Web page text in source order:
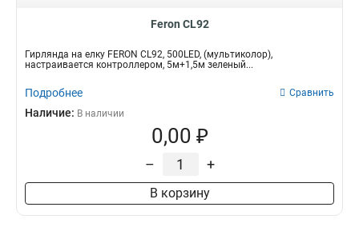
Feron CL92
Гирлянда на елку FERON CL92, 500LED, (мультиколор),
настраивается контроллером, 5м+1,5м зеленый...
Подробнее Сравнить
Наличие: В наличии
0,00 ₽
– +
В корзину